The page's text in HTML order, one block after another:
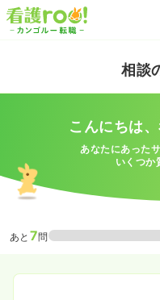
相談
こんにちは
あなたにあった
いくつか
あと 7問